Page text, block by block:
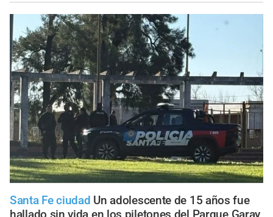
Santa Fe ciudad Un adolescente de 15 años fue